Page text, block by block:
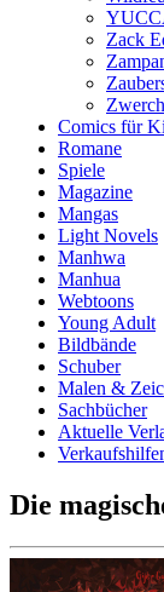
Zack
Comics für
Romane
Spiele
Magazine
Mangas
Light Novels
Manhwa
Manhua
Webtoons
Young Adult
Bildbände
Schuber
Malen &
Sachbücher
Aktuelle
Die